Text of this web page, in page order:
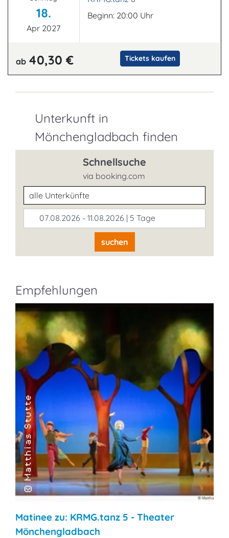
18.
Apr 2027
Beginn: 20:00 Uhr
ab 40,30 € Tickets kaufen
Unterkunft in
Mönchengladbach finden
Schnellsuche
via booking.com
Unterkunftsart
07.08.2026 - 11.08.2026 | 5 Tage
suchen
Empfehlungen
Matinee zu: KRMG.tanz 5 - Theater
Mönchengladbach